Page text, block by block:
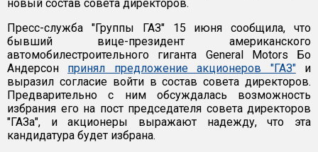
новый состав совета директоров.
Пресс-служба "Группы ГАЗ" 15 июня сообщила, что
бывший вице-президент американского
автомобилестроительного гиганта General Motors Бо
Андерсон принял предложение акционеров "ГАЗ"и
выразил согласие войти в состав совета директоров.
Предварительно с ним обсуждалась возможность
избрания его на пост председателя совета директоров
"ГАЗа", и акционеры выражают надежду, что эта
кандидатура будет избрана.